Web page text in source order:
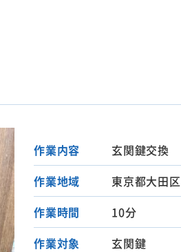
作業内容
玄関鍵交換
作業地域
東京都大田区
作業時間
10分
作業対象
玄関鍵